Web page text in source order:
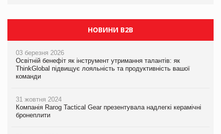
НОВИНИ B2B
03 березня 2026
Освітній бенефіт як інструмент утримання талантів: як
ThinkGlobal підвищує лояльність та продуктивність вашої
команди
31 жовтня 2024
Компанія Rarog Tactical Gear презентувала надлегкі керамічні
бронеплити